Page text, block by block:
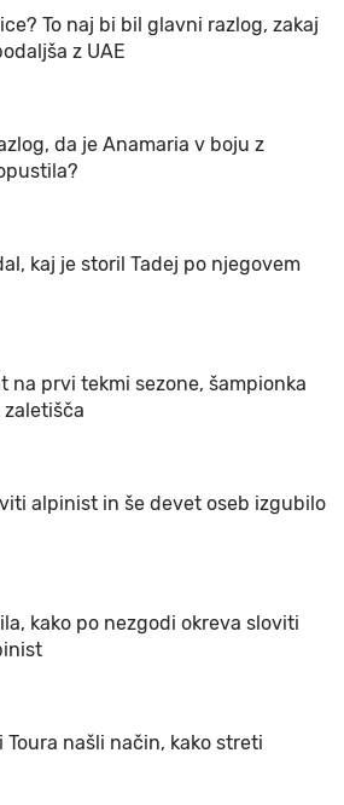
To naj bi bil glavni razlog, zakaj
z UAE
da je Anamaria v boju z
kaj je storil Tadej po njegovem
na prvi tekmi sezone, šampionka
zaletišča
alpinist in še devet oseb izgubilo
kako po nezgodi okreva sloviti
Toura našli način, kako streti